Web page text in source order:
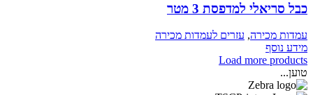
כבל סריאלי למדפסת 3 מטר
עמדות מכירה, עזרים לעמדות מכירה
מידע נוסף
Load more products
טוען...